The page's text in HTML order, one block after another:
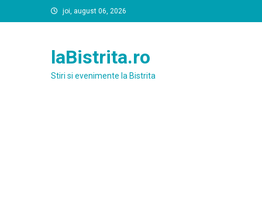
to
joi, august 06, 2026
laBistrita.ro
Stiri si evenimente la Bistrita